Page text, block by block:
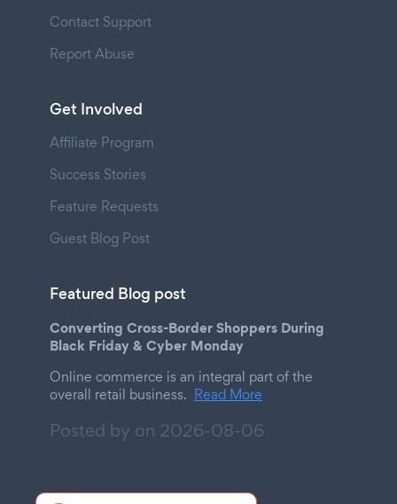
Contact Support
Report Abuse
Get Involved
Affiliate Program
Success Stories
Feature Requests
Guest Blog Post
Featured Blog post
Converting Cross-Border Shoppers During
Black Friday & Cyber Monday
Online commerce is an integral part of the
overall retail business. Read More
Posted by on 2026-08-06